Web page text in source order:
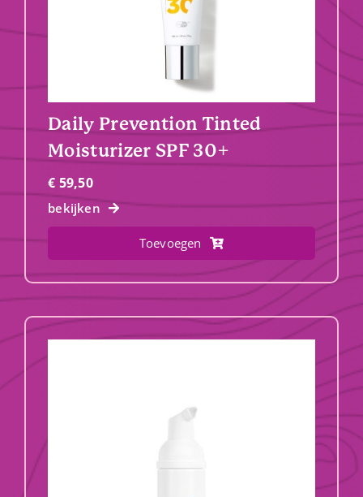
Daily Prevention Tinted
Moisturizer SPF 30+
€ 59,50
bekijken
Toevoegen